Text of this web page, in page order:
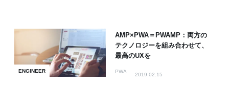
ENGINEER
AMP×PWA＝PWAMP：両方の
テクノロジーを組み合わせて、
最高のUXを
PWA
2019.02.15